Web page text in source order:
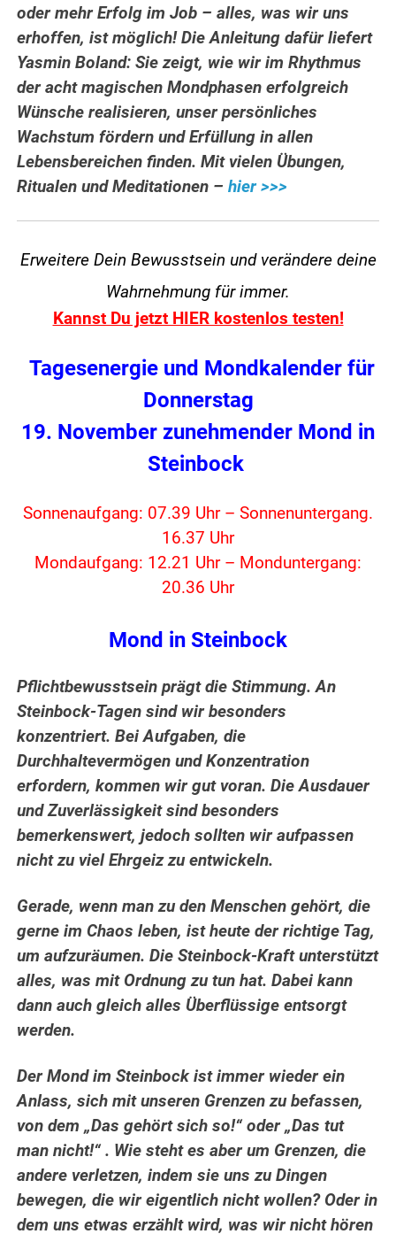
oder mehr Erfolg im Job – alles, was wir uns
erhoffen, ist möglich! Die Anleitung dafür liefert
Yasmin Boland: Sie zeigt, wie wir im Rhythmus
der acht magischen Mondphasen erfolgreich
Wünsche realisieren, unser persönliches
Wachstum fördern und Erfüllung in allen
Lebensbereichen finden. Mit vielen Übungen,
Ritualen und Meditationen –hier >>>
Erweitere Dein Bewusstsein und verändere deine
Wahrnehmung für immer.
Kannst Du jetzt HIER kostenlos testen!
Tagesenergie und Mondkalender für
Donnerstag
19. November zunehmender Mond in
Steinbock
Sonnenaufgang: 07.39 Uhr – Sonnenuntergang.
16.37 Uhr
Mondaufgang: 12.21 Uhr – Monduntergang:
20.36 Uhr
Mond in Steinbock
Pflichtbewusstsein prägt die Stimmung. An
Steinbock-Tagen sind wir besonders
konzentriert. Bei Aufgaben, die
Durchhaltevermögen und Konzentration
erfordern, kommen wir gut voran. Die Ausdauer
und Zuverlässigkeit sind besonders
bemerkenswert, jedoch sollten wir aufpassen
nicht zu viel Ehrgeiz zu entwickeln.
Gerade, wenn man zu den Menschen gehört, die
gerne im Chaos leben, ist heute der richtige Tag,
um aufzuräumen. Die Steinbock-Kraft unterstützt
alles, was mit Ordnung zu tun hat. Dabei kann
dann auch gleich alles Überflüssige entsorgt
werden.
Der Mond im Steinbock ist immer wieder ein
Anlass, sich mit unseren Grenzen zu befassen,
von dem „Das gehört sich so!“ oder „Das tut
man nicht!“ . Wie steht es aber um Grenzen, die
andere verletzen, indem sie uns zu Dingen
bewegen, die wir eigentlich nicht wollen? Oder in
dem uns etwas erzählt wird, was wir nicht hören